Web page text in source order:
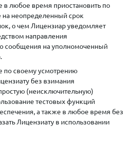
в любое время приостановить по
на неопределенный срок
о чем Лицензиар уведомляет
направления
сообщения на уполномоченный
по своему усмотрению
без взимания
(неисключительную)
тестовых функций
а также в любое время без
Лицензиату в использовании